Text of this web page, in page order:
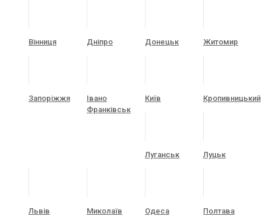
Вінниця Дніпро Донецьк Житомир
Запоріжжя
Івано
Франківськ
Київ Кропивницький
Луганськ Луцьк
Львів Миколаїв Одеса Полтава